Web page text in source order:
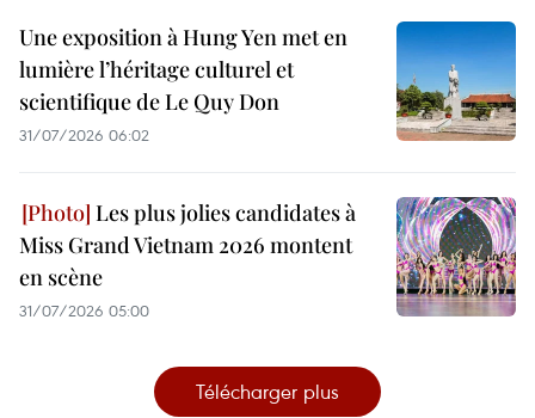
Une exposition à Hung Yen met en
lumière l’héritage culturel et
scientifique de Le Quy Don
31/07/2026 06:02
Les plus jolies candidates à
Miss Grand Vietnam 2026 montent
en scène
31/07/2026 05:00
Télécharger plus